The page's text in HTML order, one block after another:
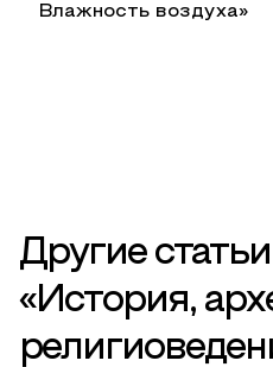
Влажность воздуха»
Другие
«История,